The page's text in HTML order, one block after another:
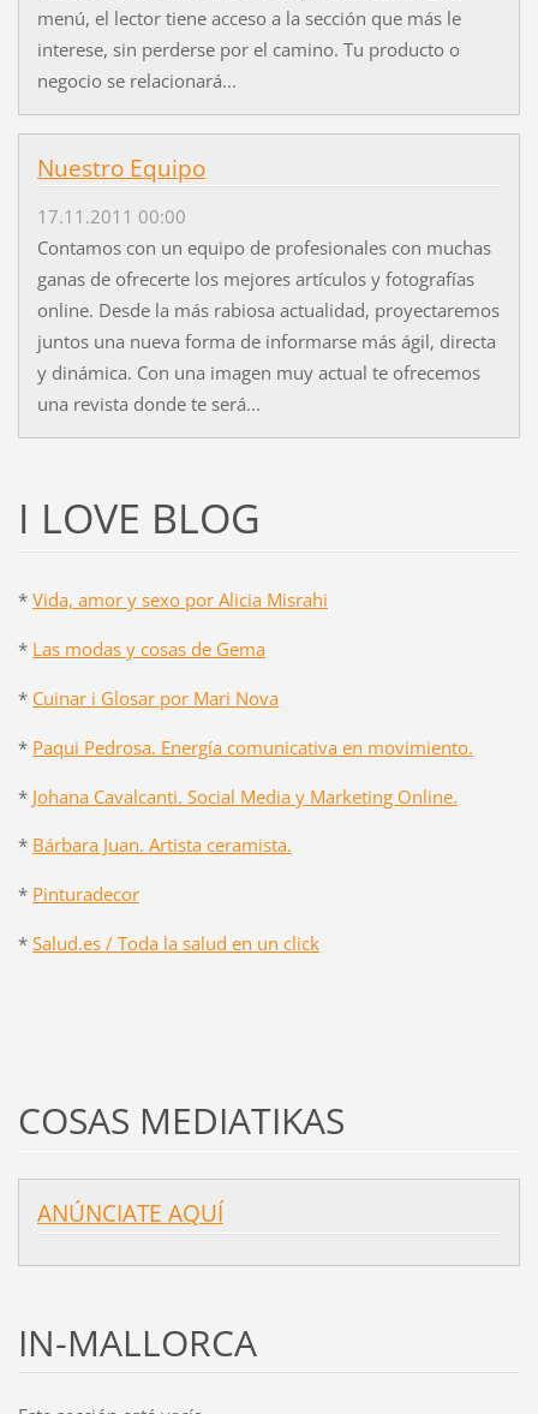
menú, el lector tiene acceso a la sección que más le
interese, sin perderse por el camino. Tu producto o
negocio se relacionará...
Nuestro Equipo
17.11.2011 00:00
Contamos con un equipo de profesionales con muchas
ganas de ofrecerte los mejores artículos y fotografías
online. Desde la más rabiosa actualidad, proyectaremos
juntos una nueva forma de informarse más ágil, directa
y dinámica. Con una imagen muy actual te ofrecemos
una revista donde te será...
I LOVE BLOG
* Vida, amor y sexo por Alicia Misrahi
* Las modas y cosas de Gema
* Cuinar i Glosar por Mari Nova
* Paqui Pedrosa. Energía comunicativa en movimiento.
* Johana Cavalcanti. Social Media y Marketing Online.
* Bárbara Juan. Artista ceramista.
* Pinturadecor
* Salud.es / Toda la salud en un click
COSAS MEDIATIKAS
ANÚNCIATE AQUÍ
IN-MALLORCA